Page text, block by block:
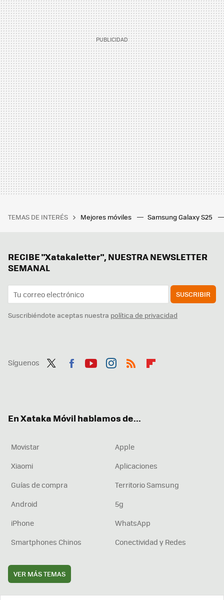
TEMAS DE INTERÉS Mejores móviles Samsung Galaxy S25
RECIBE "Xatakaletter", NUESTRA NEWSLETTER
SEMANAL
SUSCRIBIR
Suscribiéndote aceptas nuestra política de privacidad
Síguenos
En Xataka Móvil hablamos de...
Movistar
Apple
Xiaomi
Aplicaciones
Guías de compra
Territorio Samsung
Android
5g
iPhone
WhatsApp
Smartphones Chinos
Conectividad y Redes
VER MÁS TEMAS